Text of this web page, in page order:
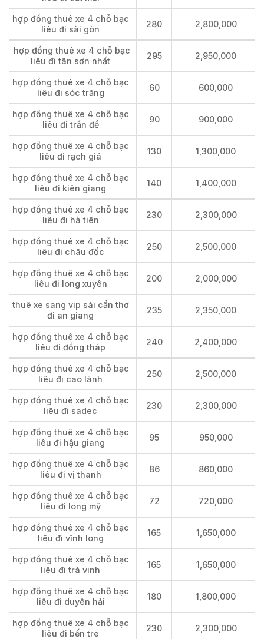
hợp đồng thuê xe 4 chỗ bạc
liêu đi sài gòn
280 2,800,000
hợp đồng thuê xe 4 chỗ bạc
liêu đi tân sơn nhất
295 2,950,000
hợp đồng thuê xe 4 chỗ bạc
liêu đi sóc trăng
60 600,000
hợp đồng thuê xe 4 chỗ bạc
liêu đi trần đề
90 900,000
hợp đồng thuê xe 4 chỗ bạc
liêu đi rạch giá
130 1,300,000
hợp đồng thuê xe 4 chỗ bạc
liêu đi kiên giang
140 1,400,000
hợp đồng thuê xe 4 chỗ bạc
liêu đi hà tiên
230 2,300,000
hợp đồng thuê xe 4 chỗ bạc
liêu đi châu đốc
250 2,500,000
hợp đồng thuê xe 4 chỗ bạc
liêu đi long xuyên
200 2,000,000
thuê xe sang vip sài cần thơ
đi an giang
235 2,350,000
hợp đồng thuê xe 4 chỗ bạc
liêu đi đồng tháp
240 2,400,000
hợp đồng thuê xe 4 chỗ bạc
liêu đi cao lãnh
250 2,500,000
hợp đồng thuê xe 4 chỗ bạc
liêu đi sadec
230 2,300,000
hợp đồng thuê xe 4 chỗ bạc
liêu đi hậu giang
95 950,000
hợp đồng thuê xe 4 chỗ bạc
liêu đi vị thanh
86 860,000
hợp đồng thuê xe 4 chỗ bạc
liêu đi long mỹ
72 720,000
hợp đồng thuê xe 4 chỗ bạc
liêu đi vĩnh long
165 1,650,000
hợp đồng thuê xe 4 chỗ bạc
liêu đi trà vinh
165 1,650,000
hợp đồng thuê xe 4 chỗ bạc
liêu đi duyên hải
180 1,800,000
hợp đồng thuê xe 4 chỗ bạc
liêu đi bến tre
230 2,300,000